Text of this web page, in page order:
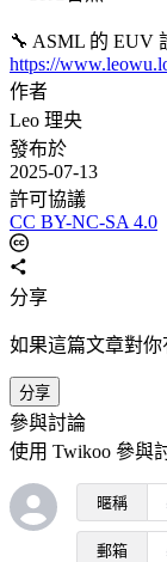
🔧 ASML 的 EUV
https://
作者
Leo 理央
發布於
2025-07-13
許可協議
CC BY-NC-SA 4.0
分享
如果這篇文章對你
分享
參與討論
使用 Twikoo 參與
暱稱
郵箱